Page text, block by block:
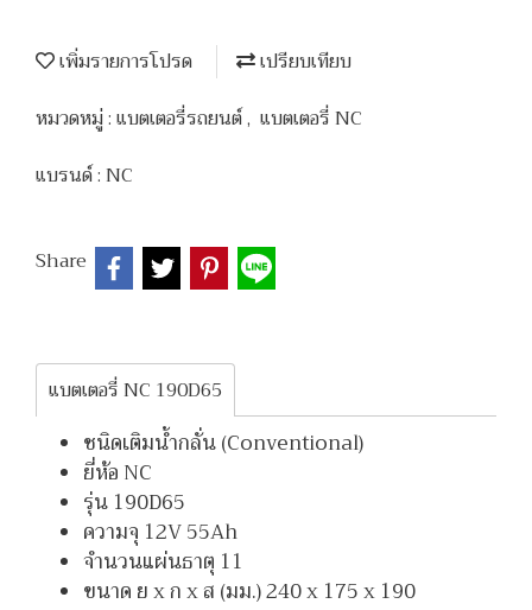
เพิ่มรายการโปรด
เปรียบเทียบ
หมวดหมู่ :แบตเตอรี่รถยนต์, แบตเตอรี่ NC
แบรนด์ :NC
Share
แบตเตอรี่ NC 190D65
ชนิดเติมน้ำกลั่น (Conventional)
ยี่ห้อ NC
รุ่น 190D65
ความจุ 12V 55Ah
จำนวนแผ่นธาตุ 11
ขนาด ย x ก x ส (มม.) 240 x 175 x 190